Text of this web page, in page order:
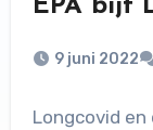
EPA bijt
9 juni 2022
Longcovid